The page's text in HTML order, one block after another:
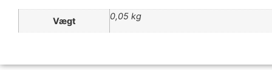
Vægt 0,05 kg